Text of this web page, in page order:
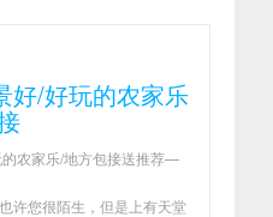
好/好玩的农家乐
的农家乐/地方包接送推荐—
许您很陌生，但是上有天堂